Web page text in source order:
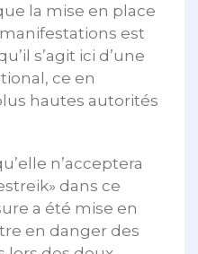
la mise en place
est
s’agit ici d’une
ce en
hautes autorités
n’acceptera
dans ce
a été mise en
en danger des